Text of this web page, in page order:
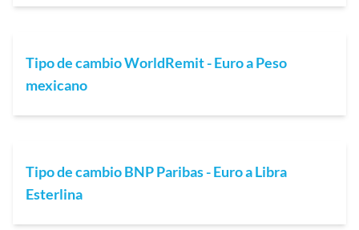
Tipo de cambio WorldRemit - Euro a Peso
mexicano
Tipo de cambio BNP Paribas - Euro a Libra
Esterlina